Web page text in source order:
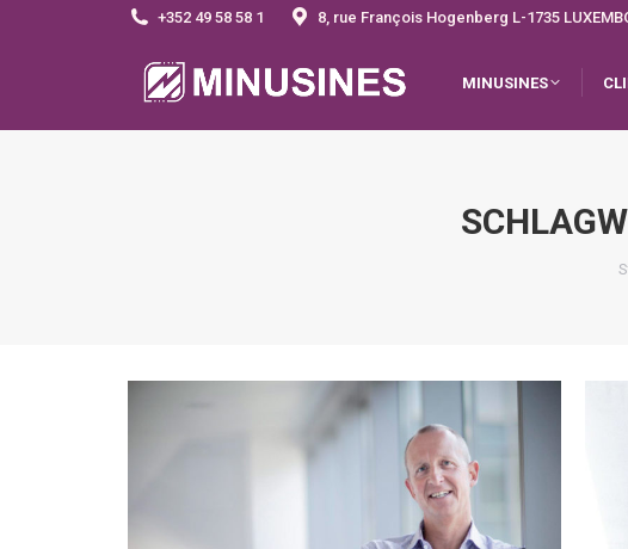
+352 49 58 58 1 8, rue François Hogenberg L-1735
MINUSINES